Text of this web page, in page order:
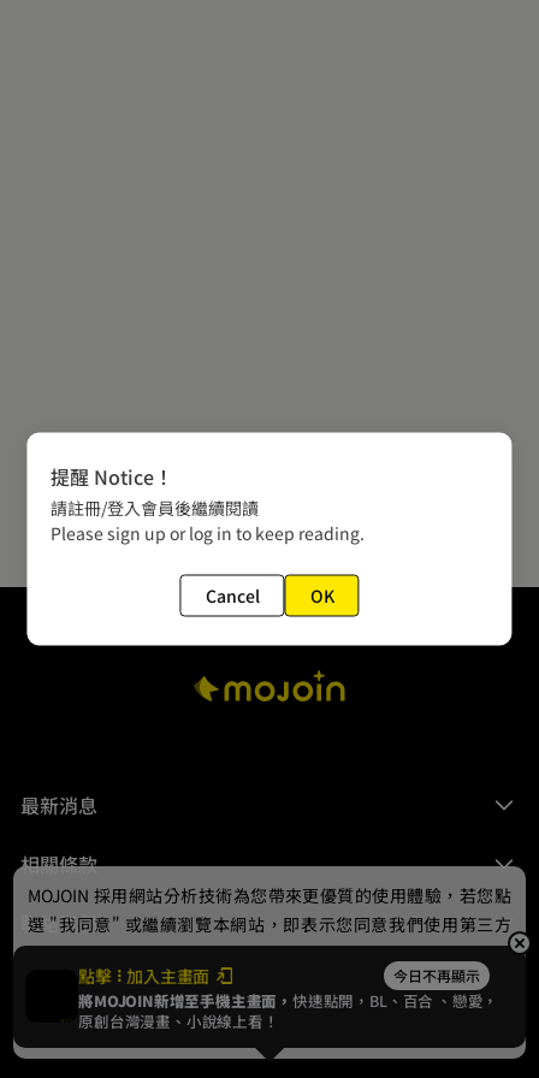
最新消息
相關條款
聯絡我們
© 2024 gamania Digital Entertainment Co., Ltd.
點擊 加入主畫面 今日不再顯示
將MOJOIN新增至手機主畫面，快速點開，BL、 百合 、戀愛，
原創台灣漫畫、小說線上看！
MOJOIN 採用網站分析技術為您帶來更優質的使用體驗，若您點
選 "我同意" 或繼續瀏覽本網站，即表示您同意我們使用第三方
Cookie，欲瞭解更多資訊請見隱私權政策。
我同意
提醒 Notice！
請註冊/登入會員後繼續閱讀
Please sign up or log in to keep reading.
Cancel OK